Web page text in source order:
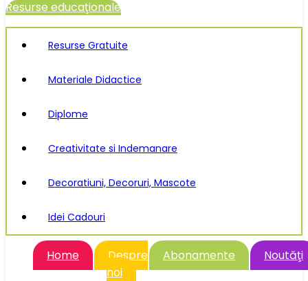
Resurse educaţionale
Resurse Gratuite
Materiale Didactice
Diplome
Creativitate si Indemanare
Decoratiuni, Decoruri, Mascote
Idei Cadouri
Home
Despre
noi
Abonamente Noutăţi